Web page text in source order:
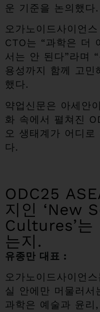
운 기준을 논의했다.
오가노이드사이언
CTO는 “과학은 더
서는 안 된다”라며
용성까지 함께 고민
했다.
약업신문은 아세안
화 속에서 펼쳐진
오 생태계가 어디
다.
ODC25
지인 ‘New
Cultures’는
는지.
유종만 대표 :
오가노이드사이언
실 안에만 머물러서
과학은 예술과 윤